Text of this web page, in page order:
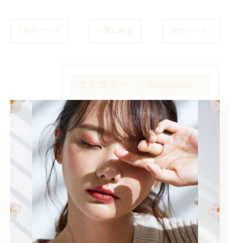
< 前のページ 一覧に戻る 次のページ >
カテゴリー Categories
全てのカテゴリー
Sea pear 鳳店
Sea pear 深井店
韓国風
個室
エクステ
眉毛ワックス